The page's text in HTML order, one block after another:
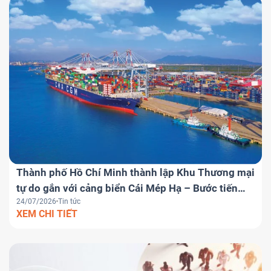
Thành phố Hồ Chí Minh thành lập Khu Thương mại
tự do gắn với cảng biển Cái Mép Hạ – Bước tiến
chiến lược đưa Việt Nam trở thành trung tâm
logistics khu vực
24/07/2026 Tin tức
XEM CHI TIẾT